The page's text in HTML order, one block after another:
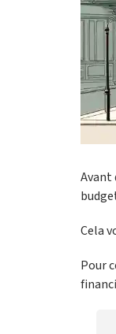
Avant
Cela
Pour